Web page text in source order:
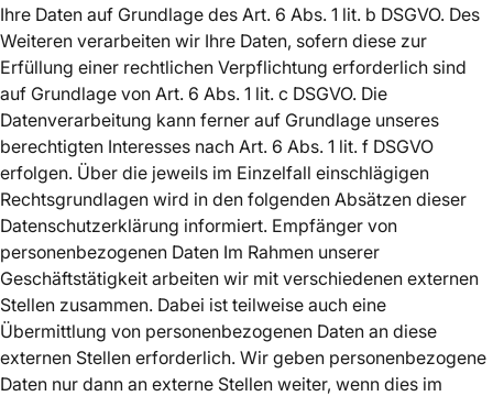
Ihre Daten auf Grundlage des Art. 6 Abs. 1 lit. b DSGVO. Des
Weiteren verarbeiten wir Ihre Daten, sofern diese zur
Erfüllung einer rechtlichen Verpflichtung erforderlich sind
auf Grundlage von Art. 6 Abs. 1 lit. c DSGVO. Die
Datenverarbeitung kann ferner auf Grundlage unseres
berechtigten Interesses nach Art. 6 Abs. 1 lit. f DSGVO
erfolgen. Über die jeweils im Einzelfall einschlägigen
Rechtsgrundlagen wird in den folgenden Absätzen dieser
Datenschutzerklärung informiert. Empfänger von
personenbezogenen Daten Im Rahmen unserer
Geschäftstätigkeit arbeiten wir mit verschiedenen externen
Stellen zusammen. Dabei ist teilweise auch eine
Übermittlung von personenbezogenen Daten an diese
externen Stellen erforderlich. Wir geben personenbezogene
Daten nur dann an externe Stellen weiter, wenn dies im